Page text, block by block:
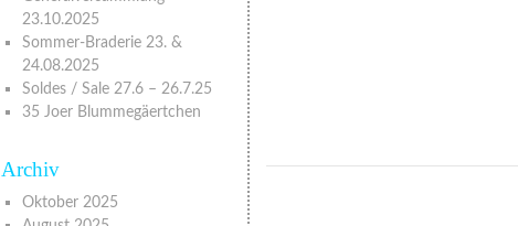
23.10.2025
Sommer-Braderie 23. &
24.08.2025
Soldes / Sale 27.6 – 26.7.25
35 Joer Blummegäertchen
Archiv
Oktober 2025